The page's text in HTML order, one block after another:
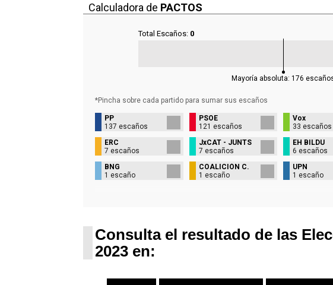
Calculadora de PACTOS
Total Escaños: 0
Mayoría absoluta:176
*Pincha sobre cada partido para sumar sus escaños
PP
137 escaños
PSOE
121 escaños
Vox
33 escaños
ERC
7 escaños
JxCAT - JUNTS
7 escaños
EH BILDU
6 escaños
BNG
1 escaño
COALICIÓN C.
1 escaño
UPN
1 escaño
Consulta el resultado de las
2023 en: